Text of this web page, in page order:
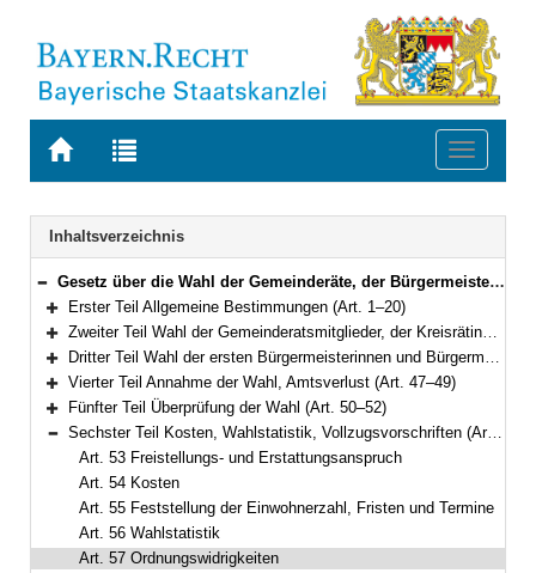
Zur
BAYERN.RECHT
Zur
letzten
Suche
Toggle
Navigation
Inhaltsverzeichnis
Bereich reduzieren
Gesetz über die Wahl der Gemeinderäte, der Bürgermeister, der Kreistage und der Landräte (Gemeinde- und Landkreiswahlgesetz – GLKrWG) in der Fassung der Bekanntmachung vom 7. November 2006 (GVBl. S. 834) BayRS 2021-1/2-I (Art. 1–61)
Bereich erweitern
Erster Teil Allgemeine Bestimmungen (Art. 1–20)
Bereich erweitern
Zweiter Teil Wahl der Gemeinderatsmitglieder, der Kreisrätinnen und Kreisräte (Art. 21–38)
Bereich erweitern
Dritter Teil Wahl der ersten Bürgermeisterinnen und Bürgermeister, der Landrätinnen und Landräte (Art. 39–46)
Bereich erweitern
Vierter Teil Annahme der Wahl, Amtsverlust (Art. 47–49)
Bereich erweitern
Fünfter Teil Überprüfung der Wahl (Art. 50–52)
Bereich reduzieren
Sechster Teil Kosten, Wahlstatistik, Vollzugsvorschriften (Art. 53–58)
Art. 53 Freistellungs- und Erstattungsanspruch
Art. 54 Kosten
Art. 55 Feststellung der Einwohnerzahl, Fristen und Termine
Art. 56 Wahlstatistik
Art. 57 Ordnungswidrigkeiten